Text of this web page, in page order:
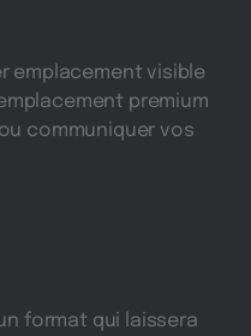
emplacement visible
premium
communiquer vos
format qui laissera